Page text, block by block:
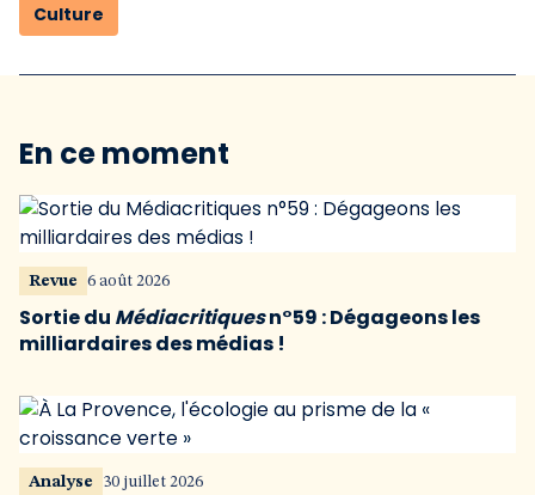
Culture
En ce moment
Revue 6 août 2026
Sortie du Médiacritiquesn°59 : Dégageons les
milliardaires des médias !
Analyse 30 juillet 2026